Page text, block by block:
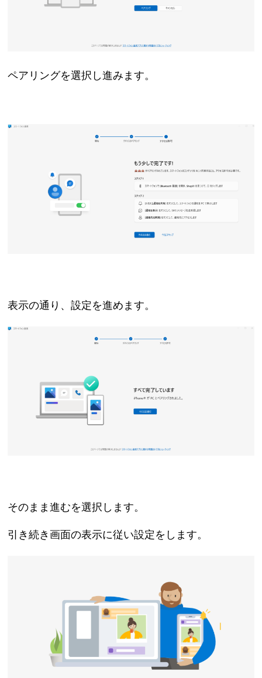
ペアリングを選択し進みます。
表示の通り、設定を進めます。
そのまま進むを選択します。
引き続き画面の表示に従い設定をします。